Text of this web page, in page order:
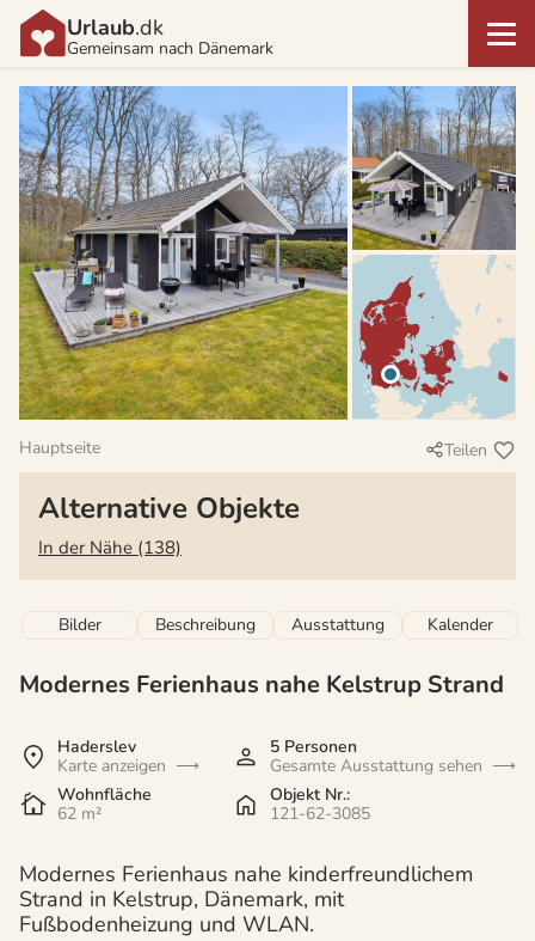
Urlaub.dk
Gemeinsam nach Dänemark
Hauptseite Teilen
Alternative Objekte
In der Nähe (138)
Bilder Beschreibung Ausstattung Kalender
Modernes Ferienhaus nahe Kelstrup Strand
Haderslev
Karte anzeigen
5 Personen
Gesamte Ausstattung sehen
Wohnfläche
62 m²
Objekt Nr.:
121-62-3085
Modernes Ferienhaus nahe kinderfreundlichem
Strand in Kelstrup, Dänemark, mit
Fußbodenheizung und WLAN.